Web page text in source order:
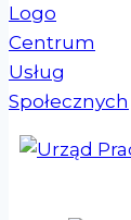
treści